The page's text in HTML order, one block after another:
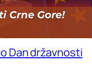
Dan državnosti